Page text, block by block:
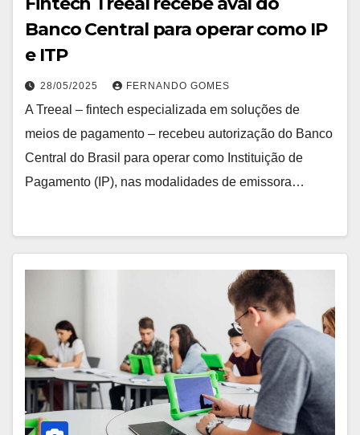
Banco Central para operar como IP
e ITP
28/05/2025 FERNANDO GOMES
A Treeal – fintech especializada em soluções de
meios de pagamento – recebeu autorização do Banco
Central do Brasil para operar como Instituição de
Pagamento (IP), nas modalidades de emissora…